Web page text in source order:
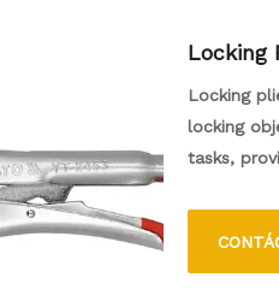
Locking
Locking
locking
tasks,
constant